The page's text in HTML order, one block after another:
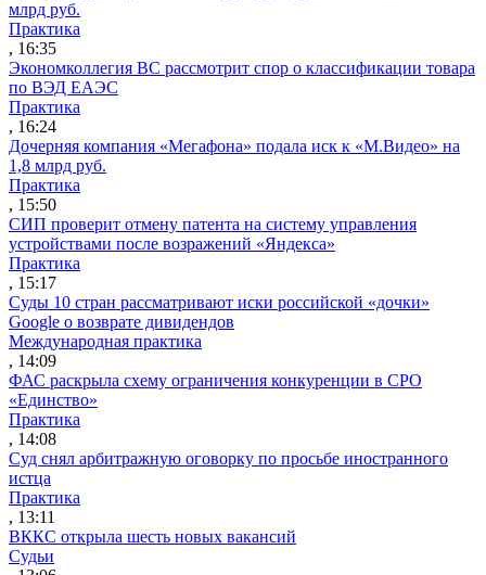
млрд руб.
Практика
, 16:35
Экономколлегия ВС рассмотрит спор о классификации товара
по ВЭД ЕАЭС
Практика
, 16:24
Дочерняя компания «Мегафона» подала иск к «М.Видео» на
1,8 млрд руб.
Практика
, 15:50
СИП проверит отмену патента на систему управления
устройствами после возражений «Яндекса»
Практика
, 15:17
Суды 10 стран рассматривают иски российской «дочки»
Google о возврате дивидендов
Международная практика
, 14:09
ФАС раскрыла схему ограничения конкуренции в СРО
«Единство»
Практика
, 14:08
Суд снял арбитражную оговорку по просьбе иностранного
истца
Практика
, 13:11
ВККС открыла шесть новых вакансий
Судьи